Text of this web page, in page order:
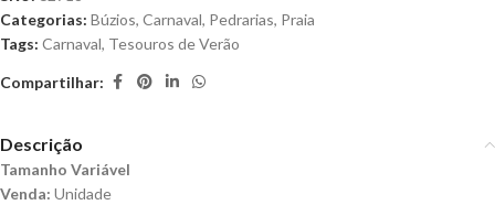
Categorias: Búzios, Carnaval, Pedrarias, Praia
Tags: Carnaval, Tesouros de Verão
Compartilhar:
Descrição
Tamanho Variável
Venda: Unidade